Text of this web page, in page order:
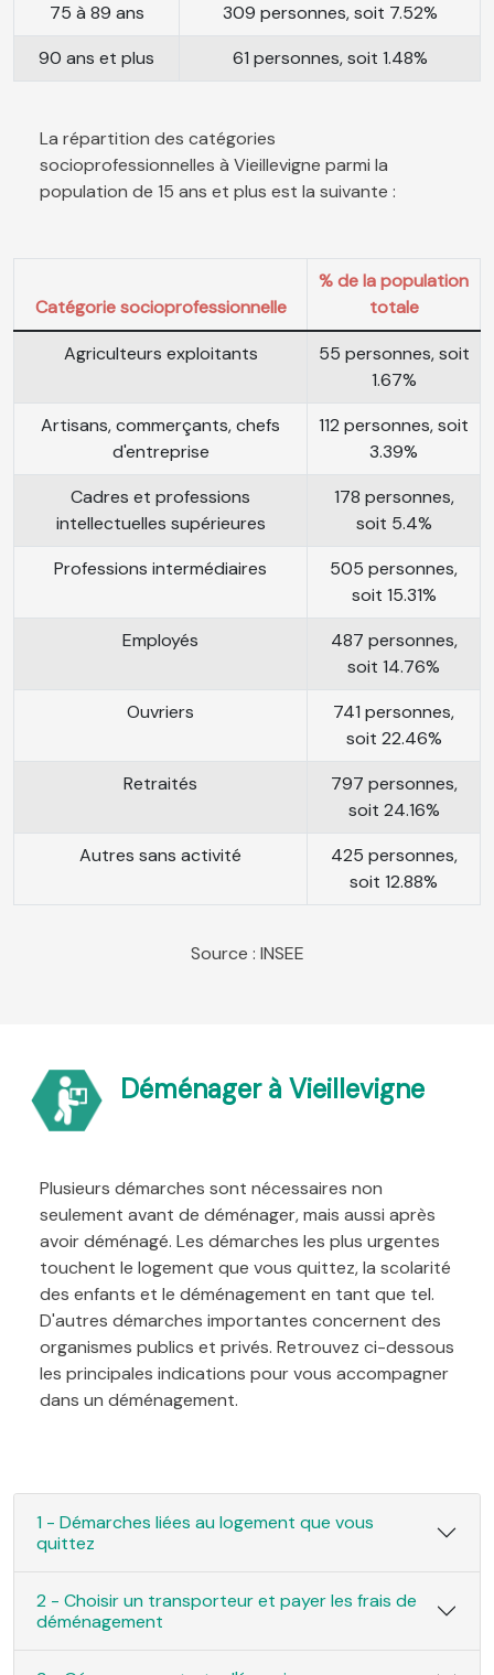
75 à 89 ans
309 personnes, soit 7.52%
90 ans et plus
61 personnes, soit 1.48%
La répartition des catégories
socioprofessionnelles à Vieillevigne parmi la
population de 15 ans et plus est la suivante :
Catégorie socioprofessionnelle
% de la population
totale
Agriculteurs exploitants
55 personnes, soit
1.67%
Artisans, commerçants, chefs
d'entreprise
112 personnes, soit
3.39%
Cadres et professions
intellectuelles supérieures
178 personnes,
soit 5.4%
Professions intermédiaires
505 personnes,
soit 15.31%
Employés
487 personnes,
soit 14.76%
Ouvriers
741 personnes,
soit 22.46%
Retraités
797 personnes,
soit 24.16%
Autres sans activité
425 personnes,
soit 12.88%
Source : INSEE
Déménager à Vieillevigne
Plusieurs démarches sont nécessaires non
seulement avant de déménager, mais aussi après
avoir déménagé. Les démarches les plus urgentes
touchent le logement que vous quittez, la scolarité
des enfants et le déménagement en tant que tel.
D'autres démarches importantes concernent des
organismes publics et privés. Retrouvez ci-dessous
les principales indications pour vous accompagner
dans un déménagement.
1 - Démarches liées au logement que vous
quittez
2 - Choisir un transporteur et payer les frais de
déménagement